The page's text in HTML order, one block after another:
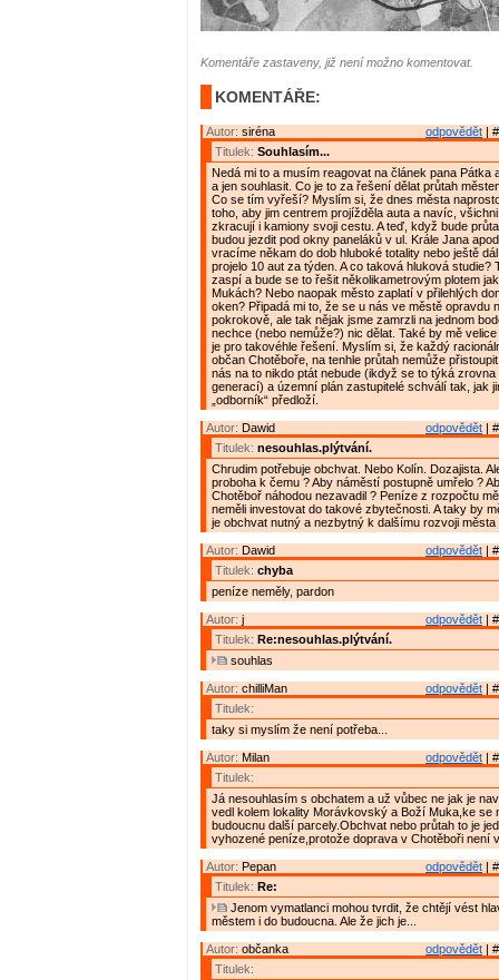
Komentáře zastaveny, již není možno komentovat.
KOMENTÁŘE:
odpovědět |
Autor: siréna
Titulek: Souhlasím...
Nedá mi to a musím reagovat na článek pana Pátka
a jen souhlasit. Co je to za řešení dělat průtah
Co se tím vyřeší? Myslím si, že dnes města
toho, aby jim centrem projížděla auta a navíc,
zkracují i kamiony svoji cestu. A teď, když bude
budou jezdit pod okny paneláků v ul. Krále Jana
vracíme někam do dob hluboké totality nebo ještě
projelo 10 aut za týden. A co taková hluková studie?
zaspí a bude se to řešit několikametrovým plotem
Mukách? Nebo naopak město zaplatí v přilehlých
oken? Připadá mi to, že se u nás ve městě opravdu
pokrokově, ale tak nějak jsme zamrzli na jednom
nechce (nebo nemůže?) nic dělat. Také by mě
je pro takovéhle řešení. Myslím si, že každý
občan Chotěboře, na tenhle průtah nemůže
nás na to nikdo ptát nebude (ikdyž se to týká
generací) a územní plán zastupitelé schválí tak, jak
„odborník“ předloží.
odpovědět |
Autor: Dawid
Titulek: nesouhlas.plýtvání.
Chrudim potřebuje obchvat. Nebo Kolín. Dozajista.
proboha k čemu ? Aby náměstí postupně umřelo ?
Chotěboř náhodou nezavadil ? Peníze z rozpočtu
neměli investovat do takové zbytečnosti. A taky by
je obchvat nutný a nezbytný k dalšímu rozvoji města
odpovědět |
Autor: Dawid
Titulek: chyba
peníze neměly, pardon
odpovědět |
Autor: j
Titulek: Re:nesouhlas.plýtvání.
souhlas
odpovědět |
Autor: chilliMan
Titulek:
taky si myslím že není potřeba...
odpovědět |
Autor: Milan
Titulek:
Já nesouhlasím s obchatem a už vůbec ne jak je
vedl kolem lokality Morávkovský a Boží Muka,ke se
budoucnu další parcely.Obchvat nebo průtah to je
vyhozené peníze,protože doprava v Chotěboři není
odpovědět |
Autor: Pepan
Titulek: Re:
Jenom vymatlanci mohou tvrdit, že chtějí vést
městem i do budoucna. Ale že jich je...
odpovědět |
Autor: občanka
Titulek: